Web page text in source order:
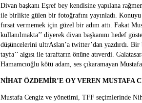
Divan başkanı Eşref bey kendisine yapılana
ile birlikte gülen bir fotoğrafını yayınladı. Konuyu
fırsat vermemek için güzel bir adım attı. Fakat
kullanılmakta’’ diyerek divan başkanını hedef
düşüncelerini ultrAslan’a twitter’dan yazdırdı.
tayfa’’ algısı ile taraftarın önüne atıverdi.
Hamamcıoğlu kötü adam, ses çıkaramayan
NİHAT ÖZDEMİR’E OY VEREN MUSTAFA
Mustafa Cengiz ve yönetimi, TFF seçimlerinde